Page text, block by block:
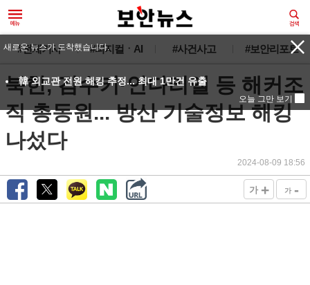
#전체기사 #피지컬ㆍAI #사건사고 #보안리포트
북한, 김수키·안다리엘 등 해커조
직 총동원... 방산 기술정보 해킹
나섰다
2024-08-09 18:56
가 + 가 -
새로운 뉴스가 도착했습니다.
韓 외교관 전원 해킹 추정... 최대 1만건 유출
오늘 그만 보기